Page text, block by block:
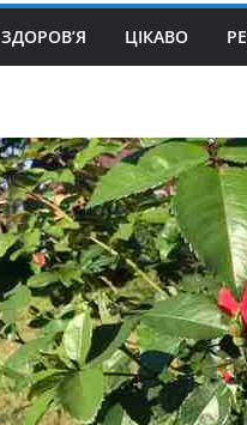
ЗДОРОВ’Я ЦІКАВО